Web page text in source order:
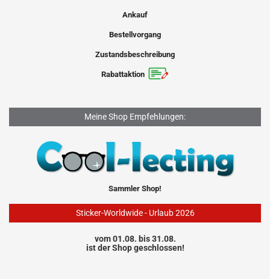
Ankauf
Bestellvorgang
Zustandsbeschreibung
Rabattaktion
Meine Shop Empfehlungen:
Sammler Shop!
Sticker-Worldwide - Urlaub 2026
vom 01.08. bis 31.08.
ist der Shop geschlossen!